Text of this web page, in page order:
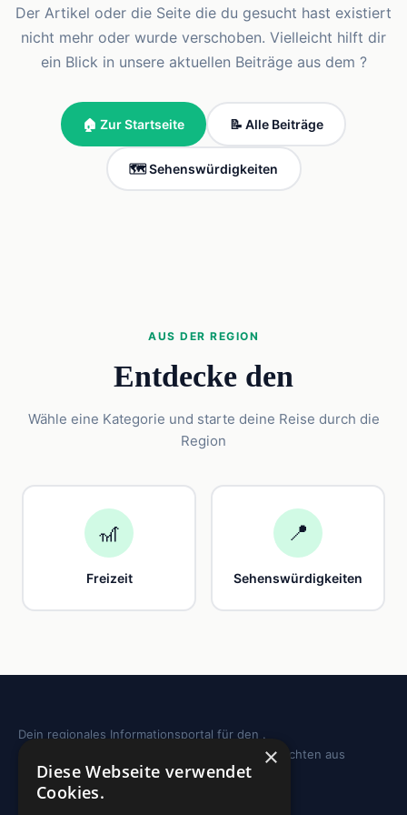
Der Artikel oder die Seite die du gesucht hast existiert
nicht mehr oder wurde verschoben. Vielleicht hilft dir
ein Blick in unsere aktuellen Beiträge aus dem ?
🏠 Zur Startseite 📝 Alle Beiträge
🗺️ Sehenswürdigkeiten
AUS DER REGION
Entdecke den
Wähle eine Kategorie und starte deine Reise durch die
Region
🎢
Freizeit
📍
Sehenswürdigkeiten
Dein regionales Informationsportal für den .
Sehenswürdigkeiten, Ausflugstipps und Geschichten aus
deiner Region.
×
Diese Webseite verwendet
Cookies.